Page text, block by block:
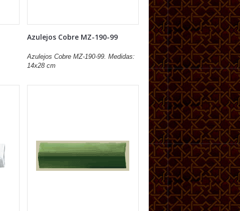
Azulejos Cobre MZ-190-99
Azulejos Cobre MZ-190-99. Medidas:
14x28 cm